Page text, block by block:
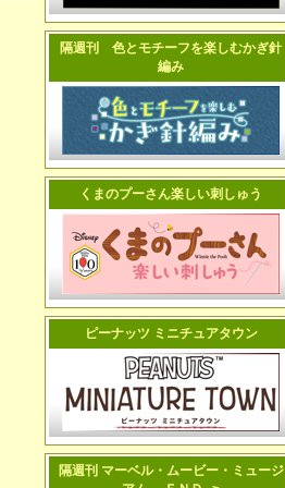
隔週刊 色とモチーフを楽しむかぎ針
編み
くまのプーさん楽しい刺しゅう
ピーナッツ ミニチュアタウン
隔週刊 マーベル・ムービー・ミュージ